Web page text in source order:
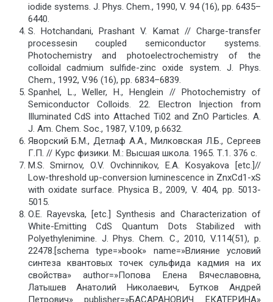
iodide systems. J. Phys. Chem., 1990, V. 94 (16), pp. 6435–
6440.
S. Hotchandani, Prashant V. Kamat // Charge-transfer
processesin coupled semiconductor systems.
Photochemistry and photoelectrochemistry of the
colloidal cadmium sulfide-zinc oxide system. J. Phys.
Chem., 1992, V.96 (16), pp. 6834–6839.
Spanhel, L., Weller, H., Henglein // Photochemistry of
Semiconductor Colloids. 22. Electron Injection from
Illuminated CdS into Attached Ti02 and ZnO Particles. A.
J. Am. Chem. Soc., 1987, V.109, p.6632.
Яворский Б.М., Детлаф А.А., Милковская Л.Б., Сергеев
Г.П. // Курс физики. М.: Высшая школа. 1965. Т.1. 376 с.
M.S. Smirnov, O.V. Ovchinnikov, E.A. Kosyakova [etc.]//
Low-threshold up-conversion luminescence in ZnxCd1-xS
with oxidate surface. Physica B., 2009, V. 404, pp. 5013-
5015.
O.E. Rayevska, [etc.] Synthesis and Characterization of
White-Emitting CdS Quantum Dots Stabilized with
Polyethylenimine. J. Phys. Chem. C., 2010, V.114(51), p.
22478.[schema type=»book» name=»Влияние условий
синтеза квантовых точек сульфида кадмия на их
свойства» author=»Попова Елена Вячеславовна,
Латышев Анатолий Николаевич, Бутков Андрей
Петрович» publisher=»БАСАРАНОВИЧ ЕКАТЕРИНА»